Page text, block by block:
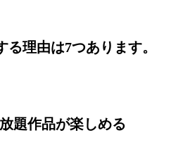
理由は7つあります。
題作品が楽しめる